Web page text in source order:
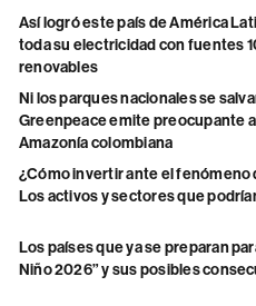
Así logró este país de América
toda su electricidad con fuentes
renovables
Ni los parques nacionales se
Greenpeace emite preocupante
Amazonía colombiana
¿Cómo invertir ante el fenómeno
Los activos y sectores que
Los países que ya se preparan
Niño 2026” y sus posibles